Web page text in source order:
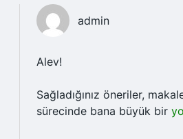
admin
Alev!
Sağladığınız öneriler,
sürecinde bana büyük bir